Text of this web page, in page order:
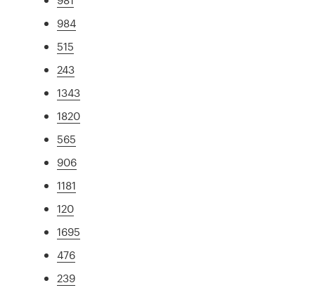
984
515
243
1343
1820
565
906
1181
120
1695
476
239